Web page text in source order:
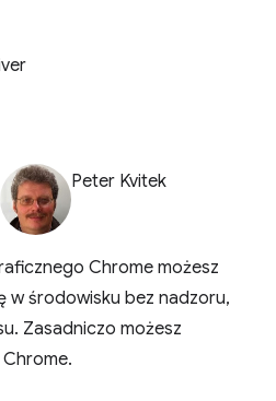
Peter Kvitek
Chrome możesz
w środowisku bez nadzoru,
Zasadniczo możesz